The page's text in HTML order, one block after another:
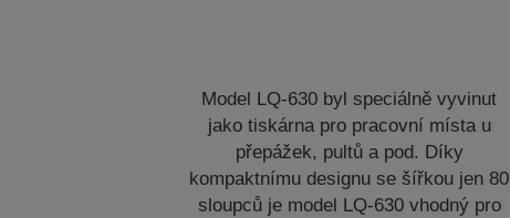
Model LQ-630 byl speciálně vyvinut
jako tiskárna pro pracovní místa u
přepážek, pultů a pod. Díky
kompaktnímu designu se šířkou jen 80
sloupců je model LQ-630 vhodný pro